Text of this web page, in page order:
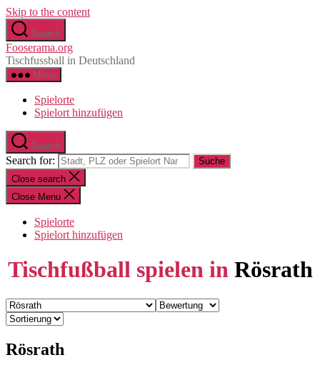
Skip to the content
Search
Fooserama.org
Tischfussball in Deutschland
Menu
Spielorte
Spielort hinzufügen
Search
Search for:
Close search
Close Menu
Spielorte
Spielort hinzufügen
Tischfußball spielen inRösrath
Rösrath